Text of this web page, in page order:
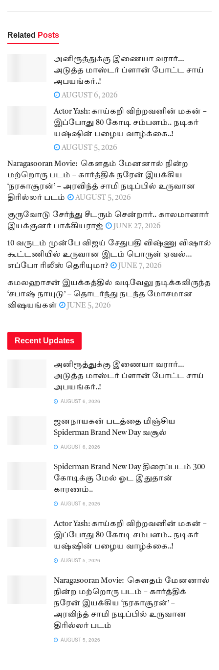
Related Posts
அனிரூத்துக்கு இணையா வரார்…
அடுத்த மாஸ்டர் ப்ளான் போட்ட சாய்
அபயங்கர்..!
AUGUST 6, 2026
Actor Yash: காய்கறி விற்றவனின் மகன் –
இப்போது 80 கோடி சம்பளம்.. நடிகர்
யஷ்ஷின் பழைய வாழ்க்கை..!
AUGUST 5, 2026
Naragasooran Movie: கௌதம் மேனனால் நின்ற
மற்றொரு படம் – கார்த்திக் நரேன் இயக்கிய
‘நரகாசூரன்’ – அரவிந்த் சாமி நடிப்பில் உருவான
திரில்லர் படம்
AUGUST 5, 2026
குருவோடு சேர்ந்து சீடரும் சென்றார்.. காலமானார்
இயக்குனர் பாக்கியராஜ்
JUNE 27, 2026
10 வருடம் முன்பே விஜய் சேதுபதி விஷ்ணு விஷால்
கூட்டணியில் உருவான இடம் பொருள் ஏவல்…
எப்போ ரிலீஸ் தெரியுமா?
JUNE 7, 2026
கமலஹாசன் இயக்கத்தில் வடிவேலு நடிக்கவிருந்த
‘சபாஷ் நாயுடு’ – தொடர்ந்து நடந்த மோசமான
விஷயங்கள்
JUNE 5, 2026
Recent Updates
அனிரூத்துக்கு இணையா வரார்…
அடுத்த மாஸ்டர் ப்ளான் போட்ட சாய்
அபயங்கர்..!
AUGUST 6, 2026
ஜனநாயகன் படத்தை மிஞ்சிய
Spiderman Brand New Day வசூல்
AUGUST 6, 2026
Spiderman Brand New Day திரைப்படம் 300
கோடிக்கு மேல் ஓட இதுதான்
காரணம்..
AUGUST 6, 2026
Actor Yash: காய்கறி விற்றவனின் மகன் –
இப்போது 80 கோடி சம்பளம்.. நடிகர்
யஷ்ஷின் பழைய வாழ்க்கை..!
AUGUST 5, 2026
Naragasooran Movie: கௌதம் மேனனால்
நின்ற மற்றொரு படம் – கார்த்திக்
நரேன் இயக்கிய ‘நரகாசூரன்’ –
அரவிந்த் சாமி நடிப்பில் உருவான
திரில்லர் படம்
AUGUST 5, 2026